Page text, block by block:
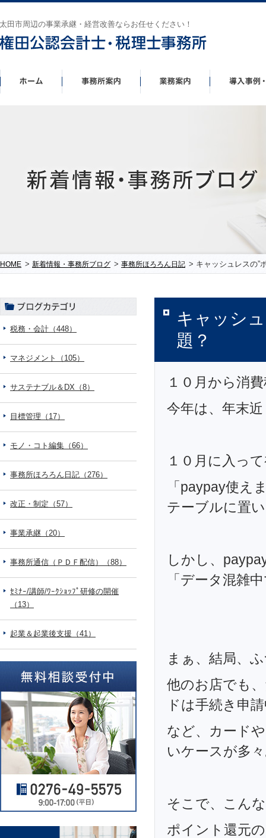
太田市周辺の事業承継・経営改善ならお任せください！
HOME > 新着情報・事務所ブログ > 事務所ほろろん日記 > キャッシュレスの”
キャッシ
題？
１０月から消
今年は、年末
１０月に入っ
「paypay使え
テーブルに置
しかし、
「データ混雑
まぁ、結局、
他のお店でも
ドは手続き申
など、カード
いケースが多
そこで、こん
ポイント還元
税務・会計（448）
マネジメント（105）
サステナブル＆DX（8）
目標管理（17）
モノ・コト編集（66）
事務所ほろろん日記（276）
改正・制定（57）
事業承継（20）
事務所通信（ＰＤＦ配信）（88）
ｾﾐﾅｰ/講師/ﾜｰｸｼｮｯﾌﾟ研修の開催
（13）
起業＆起業後支援（41）